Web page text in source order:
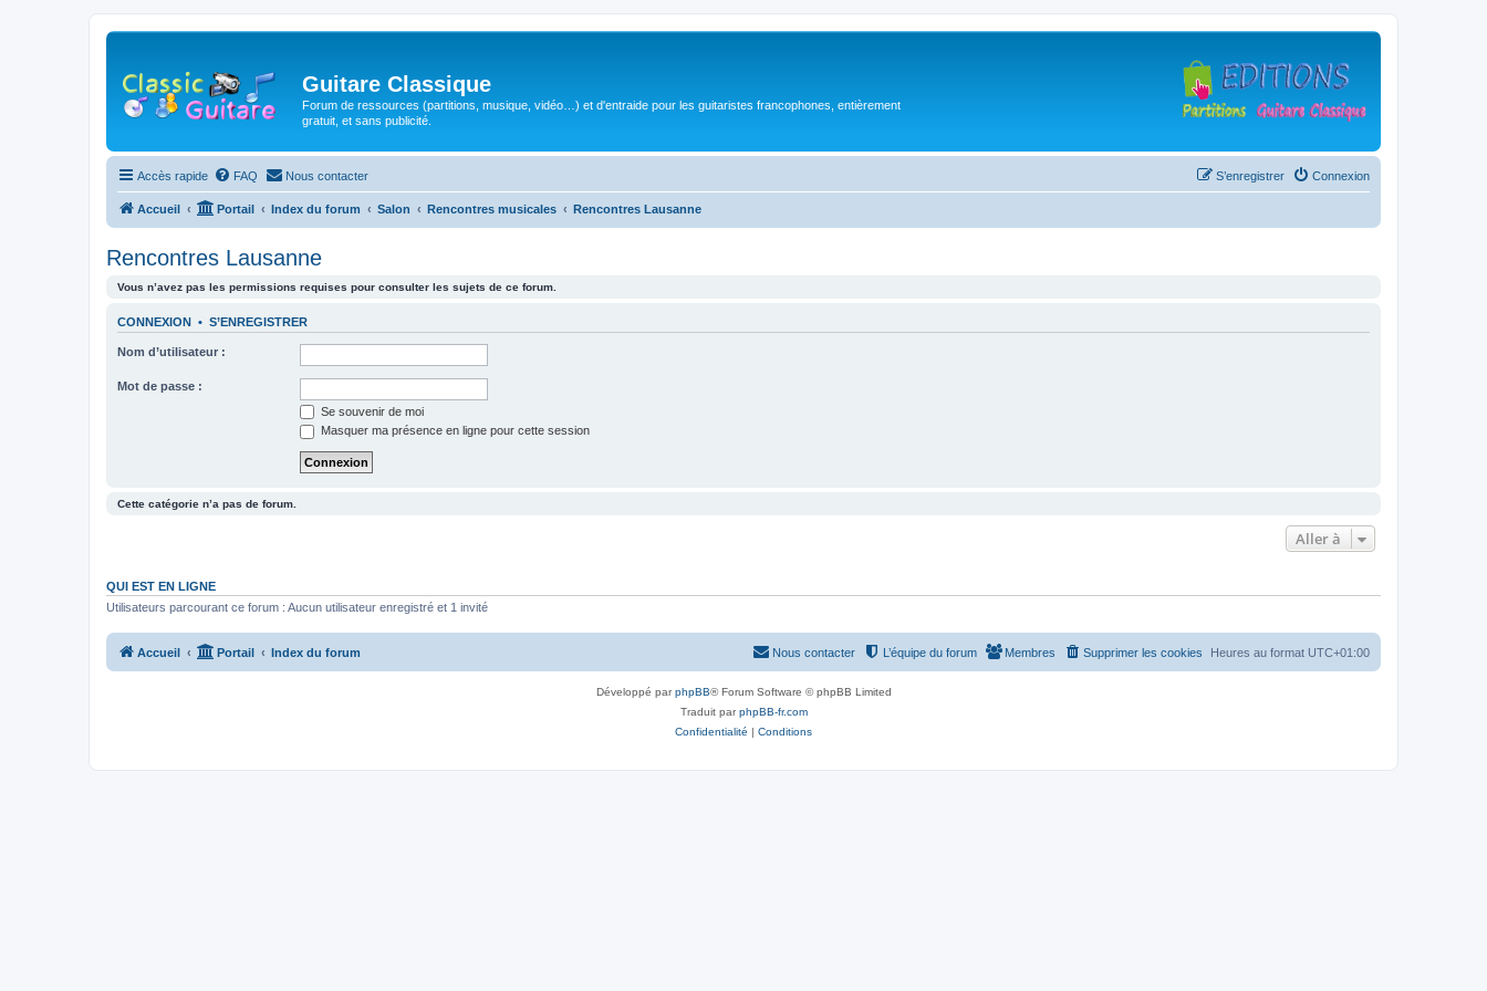
Guitare Classique
Forum de ressources (partitions, musique, vidéo…) et d'entraide pour les guitaristes francophones, entièrement
gratuit, et sans publicité.
Accès rapide FAQ Nous contacter Connexion
S’enregistrer
Accueil Portail Index du forum Salon Rencontres musicales Rencontres Lausanne
Rencontres Lausanne
Vous n’avez pas les permissions requises pour consulter les sujets de ce forum.
CONNEXION • S’ENREGISTRER
Nom d’utilisateur :
Mot de passe :
Se souvenir de moi
Masquer ma présence en ligne pour cette session
Cette catégorie n’a pas de forum.
Aller à
QUI EST EN LIGNE
Utilisateurs parcourant ce forum : Aucun utilisateur enregistré et 1 invité
Accueil Portail Index du forum Heures au format UTC+01:00
Supprimer les cookies
Membres
L’équipe du forum
Nous contacter
Développé parphpBB® Forum Software © phpBB Limited
Traduit parphpBB-fr.com
Confidentialité | Conditions